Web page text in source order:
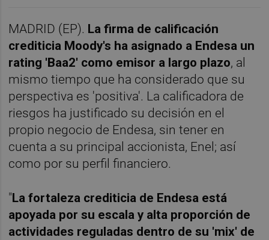
MADRID (EP). La firma de calificación
crediticia Moody's ha asignado a Endesa un
rating 'Baa2' como emisor a largo plazo, al
mismo tiempo que ha considerado que su
perspectiva es 'positiva'. La calificadora de
riesgos ha justificado su decisión en el
propio negocio de Endesa, sin tener en
cuenta a su principal accionista, Enel; así
como por su perfil financiero.
"La fortaleza crediticia de Endesa está
apoyada por su escala y alta proporción de
actividades reguladas dentro de su 'mix' de